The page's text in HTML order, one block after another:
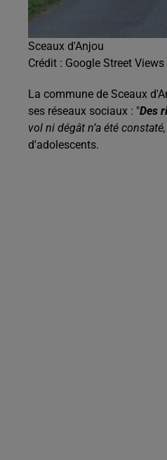
Sceaux d'Anjou
Crédit : Google Street Views
La commune de Sceaux
ses réseaux sociaux : "Des
vol ni dégât n’a été
d'adolescents.